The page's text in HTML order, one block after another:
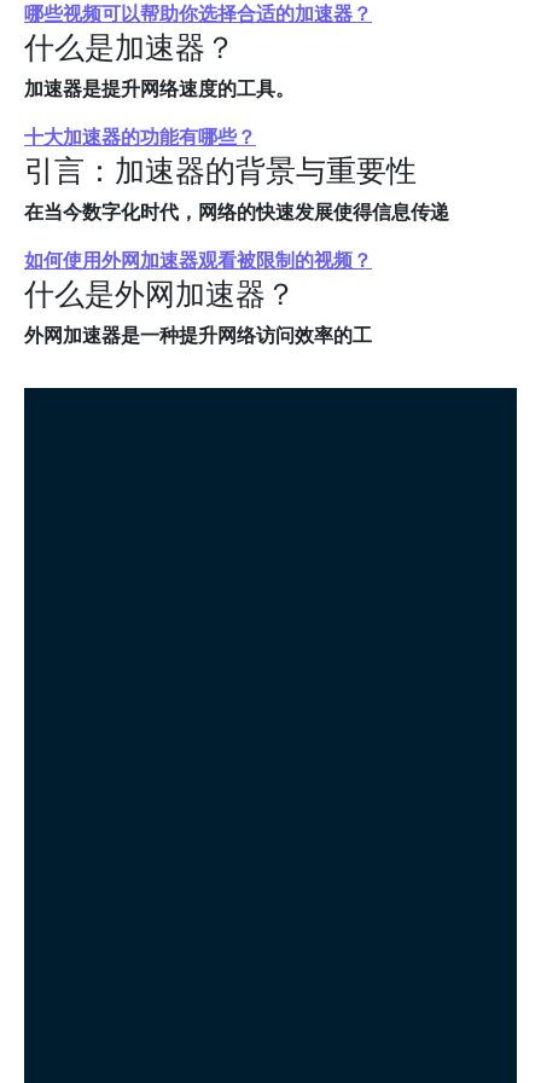
哪些视频可以帮助你选择合适的加速器？
什么是加速器？
加速器是提升网络速度的工具。
十大加速器的功能有哪些？
引言：加速器的背景与重要性
在当今数字化时代，网络的快速发展使得信息传递
如何使用外网加速器观看被限制的视频？
什么是外网加速器？
外网加速器是一种提升网络访问效率的工